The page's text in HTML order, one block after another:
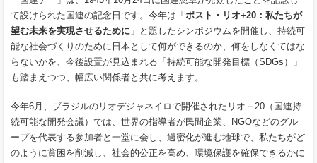
て設けられた国連の記念日です。今年は「 ポスト・リオ+20：私たちが
望む未来を実現させるために 」と題したシンポジウムを開催し、持続可
能な社会づくりのために日本として何ができるのか、何をしなくてはな
らないかを、今後設置が見込まれる「持続可能な開発目標（SDGs）」
も踏まえつつ、幅広い関係者と共に考えます。
今年6月、ブラジルのリオデジャネイロで開催されたリオ＋20（国連持
続可能な開発会議）では、世界の指導者が民間企業、NGOなどのグル
ープを代表する参加者と一堂に会し、過密化が進む地球で、私たちがど
のように貧困を削減し、社会的公正を高め、環境保護を確保できるかに